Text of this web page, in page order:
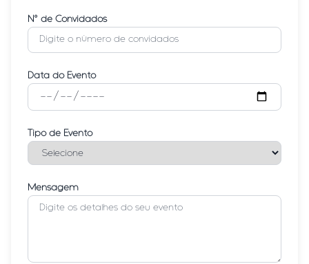
Nº de Convidados
Data do Evento
Tipo de Evento
Mensagem